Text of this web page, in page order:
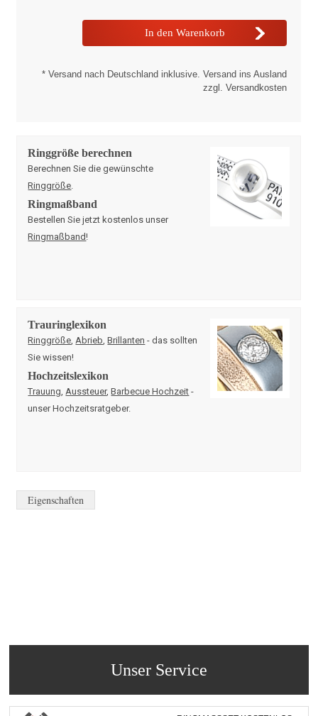
* Versand nach Deutschland inklusive. Versand ins Ausland
zzgl. Versandkosten
Ringgröße berechnen
Berechnen Sie die gewünschte
Ringgröße
Ringmaßband
Bestellen Sie jetzt kostenlos unser
Ringmaßband!
Trauringlexikon
Ringgröße Abrieb ,Brillanten - das sollten
Sie wissen!
Hochzeitslexikon
Trauung Aussteuer,Barbecue Hochzeit -
unser Hochzeitsratgeber.
Eigenschaften
Unser Service